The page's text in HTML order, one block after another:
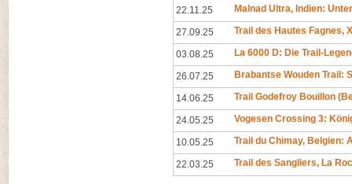
22.11.25 Malnad Ultra, Indien:
27.09.25 Trail des Hautes Fagnes,
03.08.25 La 6000 D: Die Trail-
26.07.25 Brabantse Wouden Trail:
14.06.25 Trail Godefroy Bouillon
24.05.25 Vogesen Crossing 3:
10.05.25 Trail du Chimay, Belgien:
22.03.25 Trail des Sangliers, La